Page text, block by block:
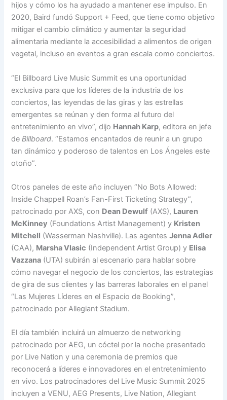
hijos y cómo los ha ayudado a mantener ese impulso. En
2020, Baird fundó Support + Feed, que tiene como objetivo
mitigar el cambio climático y aumentar la seguridad
alimentaria mediante la accesibilidad a alimentos de origen
vegetal, incluso en eventos a gran escala como conciertos.
“El Billboard Live Music Summit es una oportunidad
exclusiva para que los líderes de la industria de los
conciertos, las leyendas de las giras y las estrellas
emergentes se reúnan y den forma al futuro del
entretenimiento en vivo”, dijo Hannah Karp, editora en jefe
deBillboard. “Estamos encantados de reunir a un grupo
tan dinámico y poderoso de talentos en Los Ángeles este
otoño”.
Otros paneles de este año incluyen “No Bots Allowed:
Inside Chappell Roan’s Fan-First Ticketing Strategy”,
patrocinado por AXS, con Dean Dewulf (AXS), Lauren
McKinney (Foundations Artist Management) y Kristen
Mitchell (Wasserman Nashville). Las agentesJenna Adler
(CAA), Marsha Vlasic (Independent Artist Group) y Elisa
Vazzana (UTA) subirán al escenario para hablar sobre
cómo navegar el negocio de los conciertos, las estrategias
de gira de sus clientes y las barreras laborales en el panel
“Las Mujeres Líderes en el Espacio de Booking”,
patrocinado por Allegiant Stadium.
El día también incluirá un almuerzo de networking
patrocinado por AEG, un cóctel por la noche presentado
por Live Nation y una ceremonia de premios que
reconocerá a líderes e innovadores en el entretenimiento
en vivo. Los patrocinadores del Live Music Summit 2025
incluyen a VENU, AEG Presents, Live Nation, Allegiant